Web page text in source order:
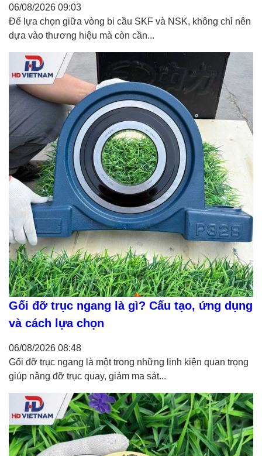
06/08/2026 09:03
Để lựa chọn giữa vòng bi cầu SKF và NSK, không chỉ nên
dựa vào thương hiệu mà còn cần...
Gối đỡ trục ngang là gì? Cấu tạo, ứng dụng
và cách lựa chọn
06/08/2026 08:48
Gối đỡ trục ngang là một trong những linh kiện quan trọng
giúp nâng đỡ trục quay, giảm ma sát...